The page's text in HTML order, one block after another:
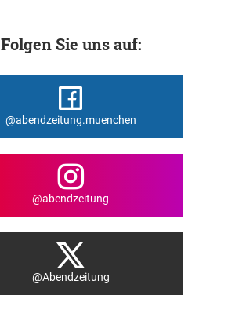
Folgen Sie uns auf:
@abendzeitung.muenchen
@abendzeitung
@Abendzeitung